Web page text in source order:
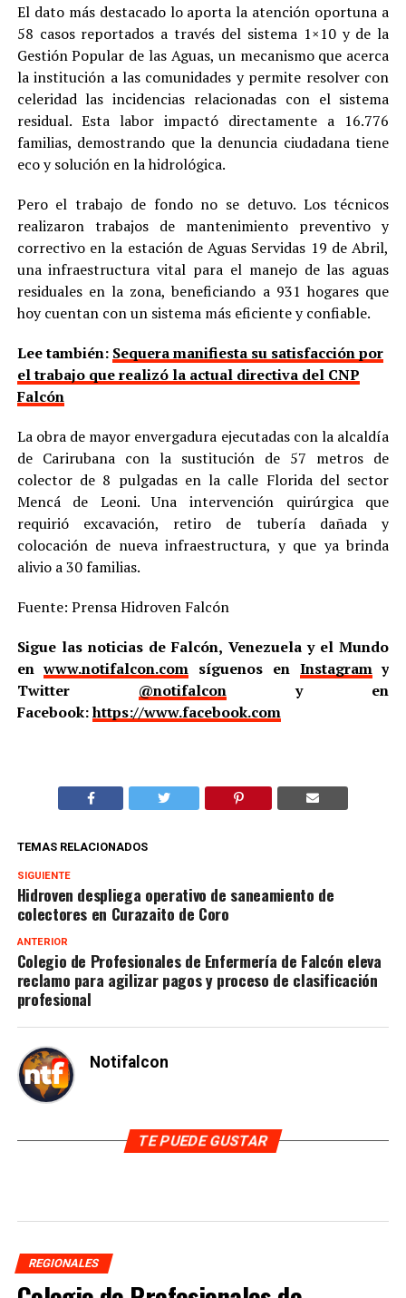
El dato más destacado lo aporta la atención oportuna a
58 casos reportados a través del sistema 1×10 y de la
Gestión Popular de las Aguas, un mecanismo que acerca
la institución a las comunidades y permite resolver con
celeridad las incidencias relacionadas con el sistema
residual. Esta labor impactó directamente a 16.776
familias, demostrando que la denuncia ciudadana tiene
eco y solución en la hidrológica.
Pero el trabajo de fondo no se detuvo. Los técnicos
realizaron trabajos de mantenimiento preventivo y
correctivo en la estación de Aguas Servidas 19 de Abril,
una infraestructura vital para el manejo de las aguas
residuales en la zona, beneficiando a 931 hogares que
hoy cuentan con un sistema más eficiente y confiable.
Lee también: Sequera manifiesta su satisfacción por
el trabajo que realizó la actual directiva del CNP
Falcón
La obra de mayor envergadura ejecutadas con la alcaldía
de Carirubana con la sustitución de 57 metros de
colector de 8 pulgadas en la calle Florida del sector
Mencá de Leoni. Una intervención quirúrgica que
requirió excavación, retiro de tubería dañada y
colocación de nueva infraestructura, y que ya brinda
alivio a 30 familias.
Fuente: Prensa Hidroven Falcón
Sigue las noticias de Falcón, Venezuela y el Mundo
enwww.notifalcon.com síguenos en Instagramy
Twitter @notifalcony en
Facebook:https://www.facebook.com
TEMAS RELACIONADOS
SIGUIENTE
Hidroven despliega operativo de saneamiento de
colectores en Curazaito de Coro
ANTERIOR
Colegio de Profesionales de Enfermería de Falcón eleva
reclamo para agilizar pagos y proceso de clasificación
profesional
Notifalcon
TE PUEDE GUSTAR
REGIONALES